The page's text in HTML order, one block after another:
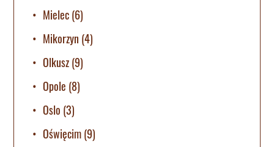
Mielec(6)
Mikorzyn (4)
Olkusz(9)
Opole (8)
Oslo (3)
Oświęcim(9)